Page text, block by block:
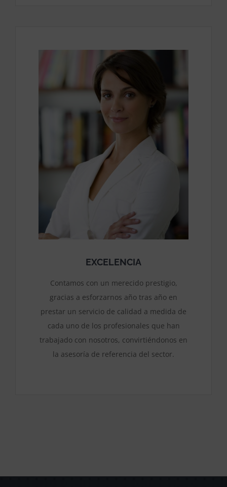
EXCELENCIA
Contamos con un merecido prestigio,
gracias a esforzarnos año tras año en
prestar un servicio de calidad a medida de
cada uno de los profesionales que han
trabajado con nosotros, convirtiéndonos en
la asesoría de referencia del sector.